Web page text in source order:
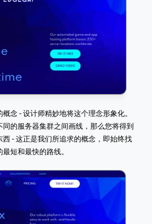
念 - 设计师精妙地将这个理念形象化。
的服务器集群之间画线，那么您将得到
- 这正是我们所追求的概念，即始终找
短和最快的路线。